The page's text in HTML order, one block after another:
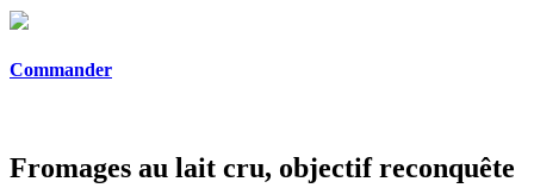
Commander
Fromages au lait cru, objectif reconquête